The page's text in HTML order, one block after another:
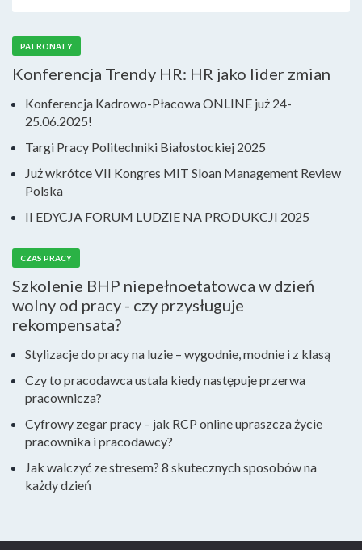
PATRONATY
Konferencja Trendy HR: HR jako lider zmian
Konferencja Kadrowo-Płacowa ONLINE już 24-
25.06.2025!
Targi Pracy Politechniki Białostockiej 2025
Już wkrótce VII Kongres MIT Sloan Management Review
Polska
II EDYCJA FORUM LUDZIE NA PRODUKCJI 2025
CZAS PRACY
Szkolenie BHP niepełnoetatowca w dzień
wolny od pracy - czy przysługuje
rekompensata?
Stylizacje do pracy na luzie – wygodnie, modnie i z klasą
Czy to pracodawca ustala kiedy następuje przerwa
pracownicza?
Cyfrowy zegar pracy – jak RCP online upraszcza życie
pracownika i pracodawcy?
Jak walczyć ze stresem? 8 skutecznych sposobów na
każdy dzień